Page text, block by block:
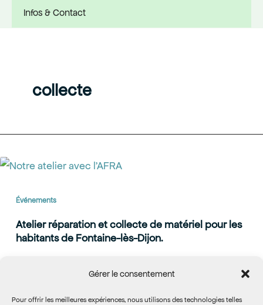
Gérer le consentement
Pour offrir les meilleures expériences, nous utilisons des technologies telles
Infos & Contact
collecte
Événements
Atelier réparation et collecte de matériel pour les
habitants de Fontaine-lès-Dijon.
Vendredi 26 avril, de 18h à 20h à l’espace Pierre